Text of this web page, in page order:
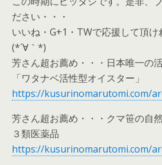
ださい・・・
いいね・G+1・TWで応援して頂け
(*´∀｀*)
芳さん超お薦め・・・日本唯一の
「ワタナベ活性型オイスター」
https://kusurinomarutomi.com/
芳さん超お薦め・・・クマ笹の自
３類医薬品
https://kusurinomarutomi.com/